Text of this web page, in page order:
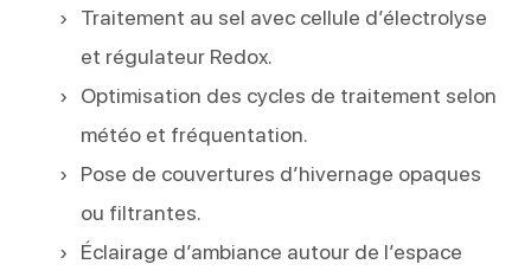
Traitement au sel avec cellule d’électrolyse
et régulateur Redox.
Optimisation des cycles de traitement selon
météo et fréquentation.
Pose de couvertures d’hivernage opaques
ou filtrantes.
Éclairage d’ambiance autour de l’espace